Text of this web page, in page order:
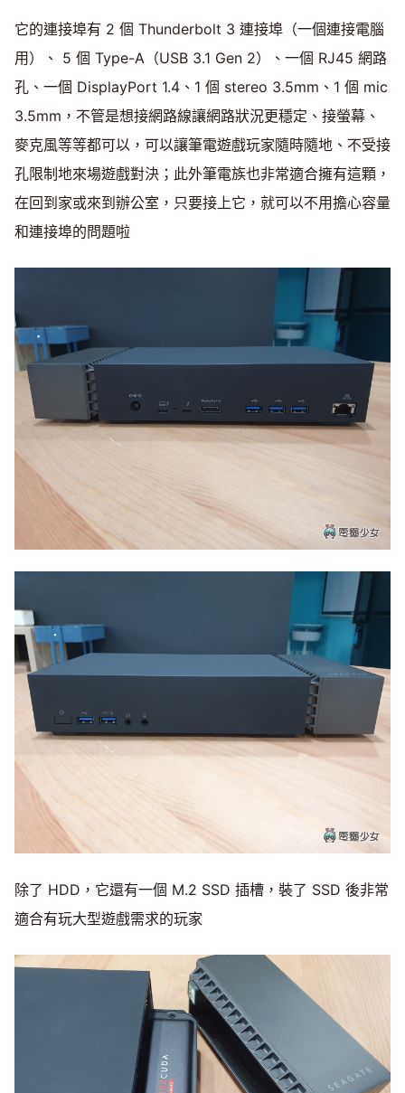
它的連接埠有 2 個 Thunderbolt 3 連接埠（一個連接電腦
用）、 5 個 Type-A（USB 3.1 Gen 2）、一個 RJ45 網路
孔、一個 DisplayPort 1.4、1 個 stereo 3.5mm、1 個 mic
3.5mm，不管是想接網路線讓網路狀況更穩定、接螢幕、
麥克風等等都可以，可以讓筆電遊戲玩家隨時隨地、不受接
孔限制地來場遊戲對決；此外筆電族也非常適合擁有這顆，
在回到家或來到辦公室，只要接上它，就可以不用擔心容量
和連接埠的問題啦
除了 HDD，它還有一個 M.2 SSD 插槽，裝了 SSD 後非常
適合有玩大型遊戲需求的玩家